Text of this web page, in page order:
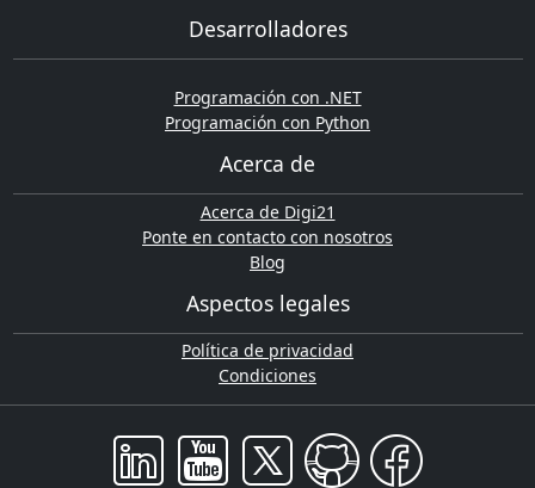
Desarrolladores
Programación con .NET
Programación con Python
Acerca de
Acerca de Digi21
Ponte en contacto con nosotros
Blog
Aspectos legales
Política de privacidad
Condiciones